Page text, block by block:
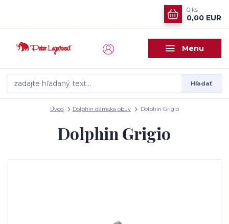
Menu
Hľadať
0 ks
0,00 EUR
Úvod Dolphin dámska obuv Dolphin Grigio
Dolphin Grigio